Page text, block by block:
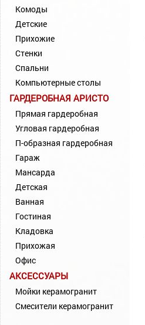
Комоды
Детские
Прихожие
Стенки
Спальни
Компьютерные столы
ГАРДЕРОБНАЯ АРИСТО
Прямая гардеробная
Угловая гардеробная
П-образная гардеробная
Гараж
Мансарда
Детская
Ванная
Гостиная
Кладовка
Прихожая
Офис
АКСЕССУАРЫ
Мойки керамогранит
Смесители керамогранит